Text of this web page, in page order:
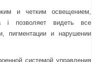
и четким освещением,
i позволяет видеть все
пигментации и нарушении
системой управления